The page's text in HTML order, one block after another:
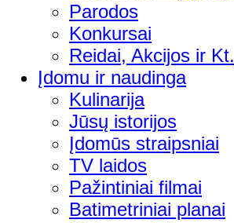
Parodos
Konkursai
Reidai, Akcijos ir Kt.
Įdomu ir naudinga
Kulinarija
Jūsų istorijos
Įdomūs straipsniai
TV laidos
Pažintiniai filmai
Batimetriniai planai